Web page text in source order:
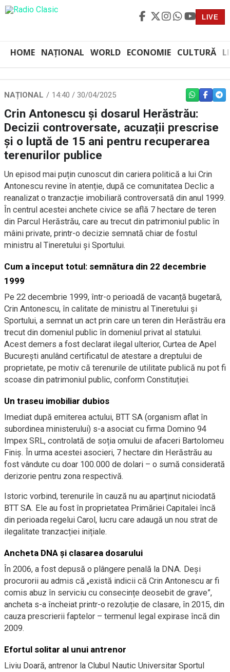
LIVE
HOME NAȚIONAL WORLD ECONOMIE CULTURĂ
NAȚIONAL 14:40 / 30/04/2025 WHATSAPP
Crin Antonescu și dosarul Herăstrău:
Decizii controversate, acuzații prescrise
și o luptă de 15 ani pentru recuperarea
terenurilor publice
Un episod mai puțin cunoscut din cariera politică a lui Crin
Antonescu revine în atenție, după ce comunitatea Declic a
reanalizat o tranzacție imobiliară controversată din anul 1999.
În centrul acestei anchete civice se află 7 hectare de teren
din Parcul Herăstrău, care au trecut din patrimoniul public în
mâini private, printr-o decizie semnată chiar de fostul
ministru al Tineretului și Sportului.
Cum a început totul: semnătura din 22 decembrie
1999
Pe 22 decembrie 1999, într-o perioadă de vacanță bugetară,
Crin Antonescu, în calitate de ministru al Tineretului și
Sportului, a semnat un act prin care un teren din Herăstrău era
trecut din domeniul public în domeniul privat al statului.
Acest demers a fost declarat ilegal ulterior, Curtea de Apel
București anulând certificatul de atestare a dreptului de
proprietate, pe motiv că terenurile de utilitate publică nu pot fi
scoase din patrimoniul public, conform Constituției.
Un traseu imobiliar dubios
Imediat după emiterea actului, BTT SA (organism aflat în
subordinea ministerului) s-a asociat cu firma Domino 94
Impex SRL, controlată de soția omului de afaceri Bartolomeu
Finiș. În urma acestei asocieri, 7 hectare din Herăstrău au
fost vândute cu doar 100.000 de dolari – o sumă considerată
derizorie pentru zona respectivă.
Istoric vorbind, terenurile în cauză nu au aparținut niciodată
BTT SA. Ele au fost în proprietatea Primăriei Capitalei încă
din perioada regelui Carol, lucru care adaugă un nou strat de
ilegalitate tranzacției inițiale.
Ancheta DNA și clasarea dosarului
În 2006, a fost depusă o plângere penală la DNA. Deși
procurorii au admis că „există indicii că Crin Antonescu ar fi
comis abuz în serviciu cu consecințe deosebit de grave”,
ancheta s-a încheiat printr-o rezoluție de clasare, în 2015, din
cauza prescrierii faptelor – termenul legal expirase încă din
2009.
Efortul solitar al unui antrenor
Liviu Doară, antrenor la Clubul Nautic Universitar Sportul